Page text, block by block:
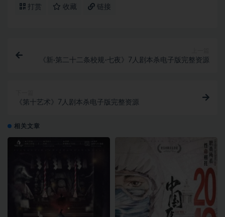
打赏 收藏 链接
《新·第二十二条校规-七夜》7人剧本杀电子版完整资源
《第十艺术》7人剧本杀电子版完整资源
相关文章